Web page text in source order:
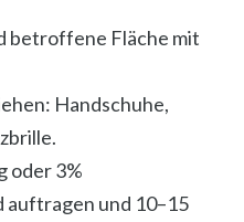
betroffene Fläche mit
Handschuhe,
oder 3%
und 10–15